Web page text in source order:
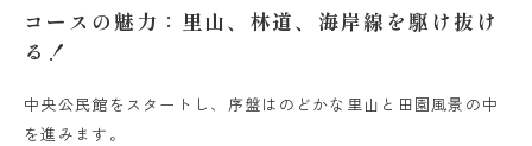
コースの魅力：里山、林道、海岸線を駆け抜け
る！
中央公民館をスタートし、序盤はのどかな里山と田園風景の中
を進みます。